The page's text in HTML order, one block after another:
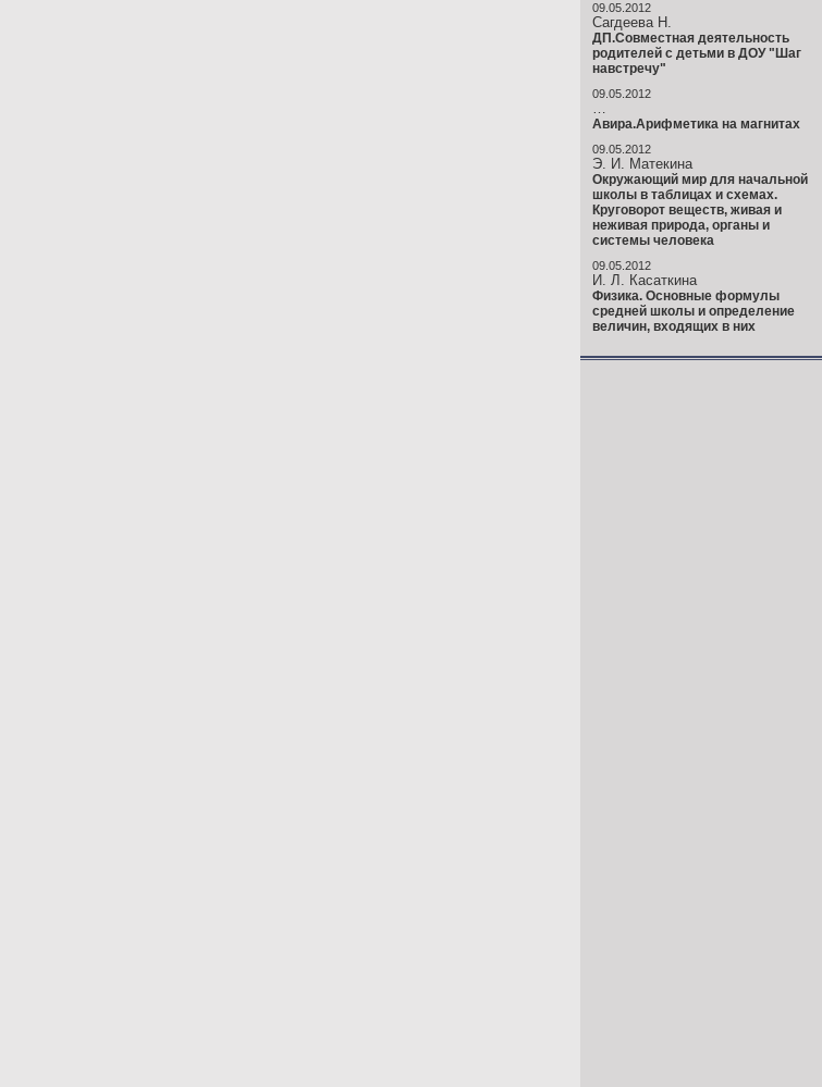
09.05.2012
Сагдеева Н.
ДП.Совместная деятельность
родителей с детьми в ДОУ "Шаг
навстречу"
09.05.2012
…
Авира.Арифметика на магнитах
09.05.2012
Э. И. Матекина
Окружающий мир для начальной
школы в таблицах и схемах.
Круговорот веществ, живая и
неживая природа, органы и
системы человека
09.05.2012
И. Л. Касаткина
Физика. Основные формулы
средней школы и определение
величин, входящих в них